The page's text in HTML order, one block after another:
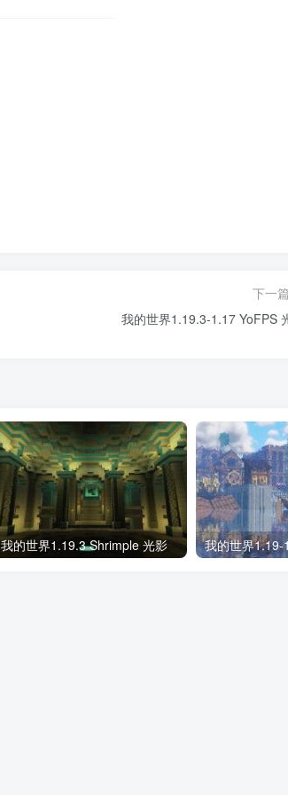
下一篇
我的世界1.19.3-1.17 YoFPS
我的世界1.19.3 Shrimple 光影